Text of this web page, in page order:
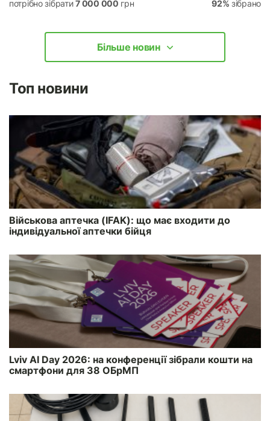
потрібно зібрати7 000 000 грн 92% зібрано
Більше новин
Топ новини
Військова аптечка (IFAK): що має входити до
індивідуальної аптечки бійця
Lviv AI Day 2026: на конференції зібрали кошти на
смартфони для 38 ОБрМП